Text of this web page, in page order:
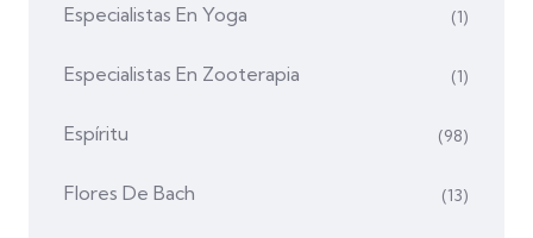
Especialistas En Yoga (1)
Especialistas En Zooterapia (1)
Espíritu (98)
Flores De Bach (13)